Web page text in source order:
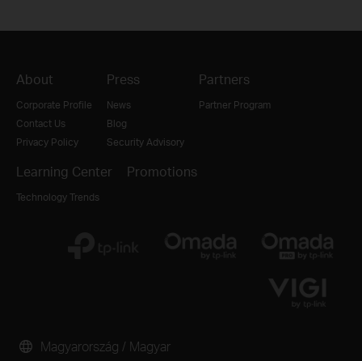
About
Corporate Profile
Contact Us
Privacy Policy
Press
News
Blog
Security Advisory
Partners
Partner Program
Learning Center
Technology Trends
Promotions
Magyarország / Magyar